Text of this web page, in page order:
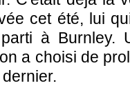
cet été, lui
à Burnley.
a choisi de